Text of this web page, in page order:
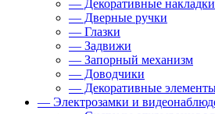
— Декоративные накладки
— Дверные ручки
— Глазки
— Задвижи
— Запорный механизм
— Доводчики
— Декоративные
— Электрозамки и